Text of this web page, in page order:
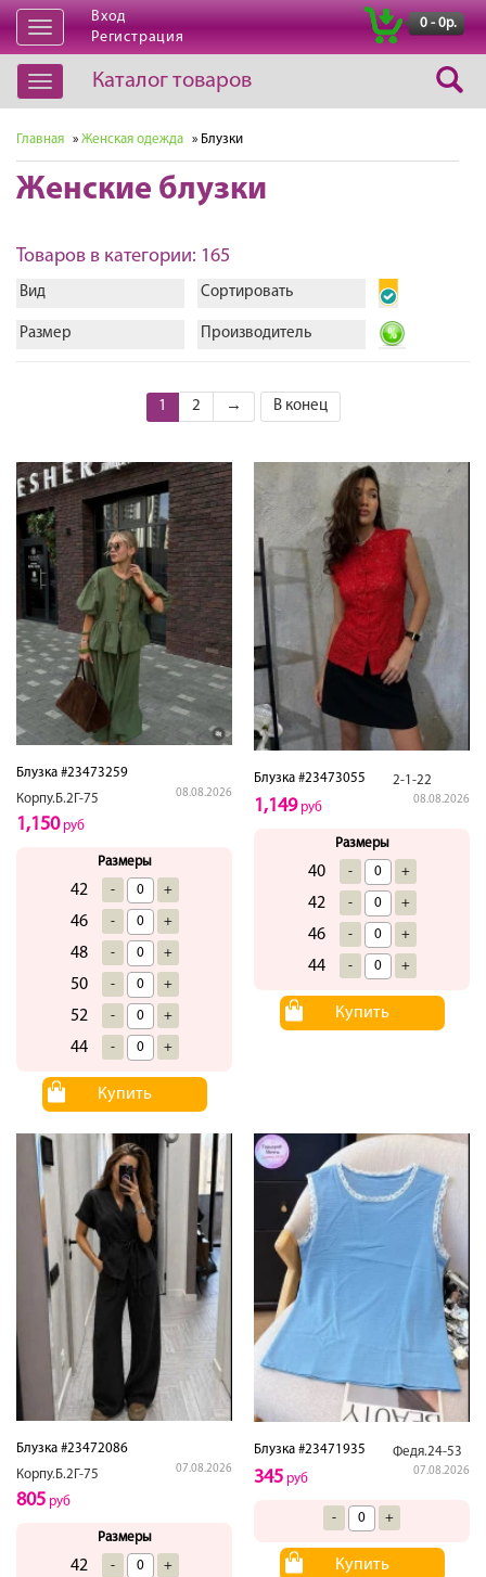
Открыть
навигацию
Вход
Регистрация
0 - 0р.
Открыть
навигацию
Каталог товаров
Главная » Женская одежда » Блузки
Женские блузки
Товаров в категории: 165
Вид Сортировать
Размер Производитель
1 2 → В конец
Блузка #23473259
Корпу.Б.2Г-75
08.08.2026
1,150руб
Размеры
42 - +
46 - +
48 - +
50 - +
52 - +
44 - +
Купить
Блузка #23473055 2-1-22
08.08.2026
1,149руб
Размеры
40 - +
42 - +
46 - +
44 - +
Купить
Блузка #23472086
Корпу.Б.2Г-75
07.08.2026
805 руб
Размеры
42 - +
Блузка #23471935 Федя.24-53
07.08.2026
345 руб
- +
Купить